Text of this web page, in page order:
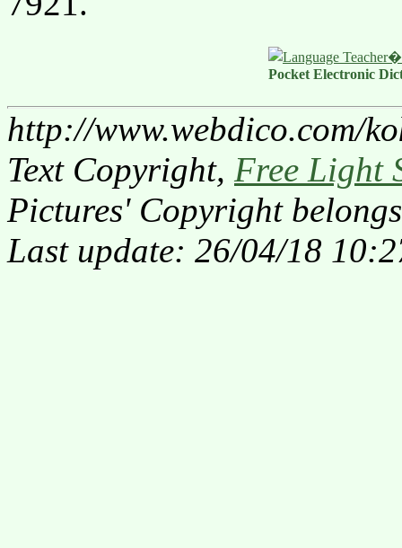
Pocket Electronic
http://www.webdico.com/
Text Copyright, Free Light
Pictures' Copyright
Last update: 26/04/18